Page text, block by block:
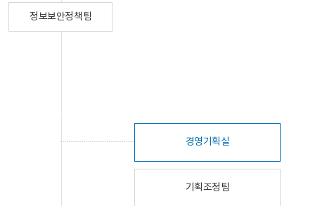
정보보안정책팀
경영기획실
기획조정팀